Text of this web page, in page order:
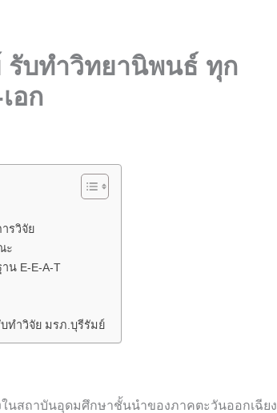
รับทำวิทยานิพนธ์ ทุก
อก
รวิจัย
ะ
น E-E-A-T
ทำวิจัย มรภ.บุรีรัมย์
นสถาบันอุดมศึกษาชั้นนำของภาคตะวันออกเฉียง